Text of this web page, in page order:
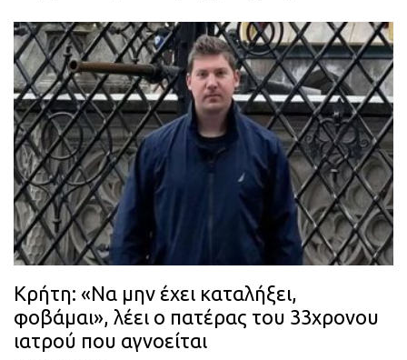
Κρήτη: «Να μην έχει καταλήξει,
φοβάμαι», λέει ο πατέρας του 33χρονου
ιατρού που αγνοείται